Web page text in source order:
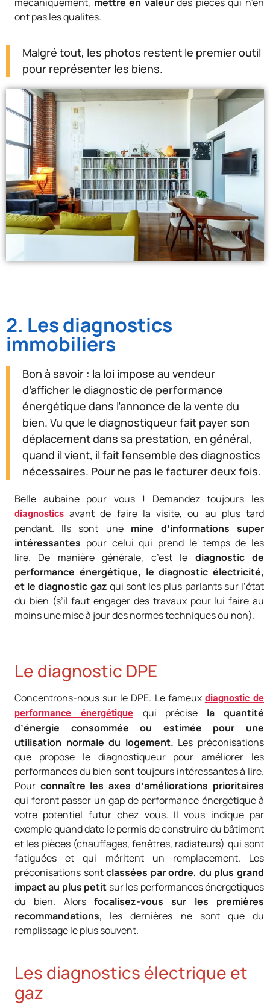
ont pas les qualités.
Malgré tout, les photos restent le premier outil
pour représenter les biens.
2. Les diagnostics
immobiliers
Bon à savoir : la loi impose au vendeur
d’afficher le diagnostic de performance
énergétique dans l’annonce de la vente du
bien. Vu que le diagnostiqueur fait payer son
déplacement dans sa prestation, en général,
quand il vient, il fait l’ensemble des diagnostics
nécessaires. Pour ne pas le facturer deux fois.
Belle aubaine pour vous ! Demandez toujours les
diagnostics avant de faire la visite, ou au plus tard
pendant. Ils sont une mine d’informations super
intéressantes pour celui qui prend le temps de les
lire. De manière générale, c’est le diagnostic de
performance énergétique, le diagnostic électricité,
et le diagnostic gaz qui sont les plus parlants sur l’état
du bien (s’il faut engager des travaux pour lui faire au
moins une mise à jour des normes techniques ou non).
Le diagnostic DPE
Concentrons-nous sur le DPE. Le fameux diagnostic de
performance énergétique
qui précise la quantité
d’énergie consommée ou estimée pour une
utilisation normale du logement. Les préconisations
que propose le diagnostiqueur pour améliorer les
performances du bien sont toujours intéressantes à lire.
Pour connaître les axes d’améliorations prioritaires
qui feront passer un gap de performance énergétique à
votre potentiel futur chez vous. Il vous indique par
exemple quand date le permis de construire du bâtiment
et les pièces (chauffages, fenêtres, radiateurs) qui sont
fatiguées et qui méritent un remplacement. Les
préconisations sontclassées par ordre, du plus grand
impact au plus petit sur les performances énergétiques
du bien. Alors focalisez-vous sur les premières
recommandations, les dernières ne sont que du
remplissage le plus souvent.
Les diagnostics électrique et
gaz